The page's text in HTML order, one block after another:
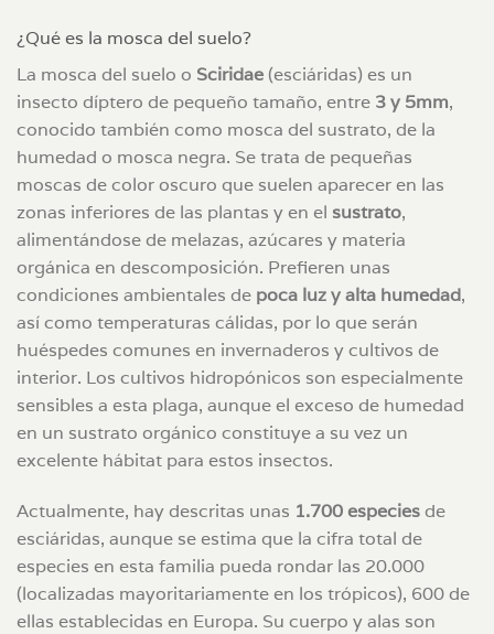
¿Qué es la mosca del suelo?
La mosca del suelo o Sciridae (esciáridas) es un
insecto díptero de pequeño tamaño, entre 3 y 5mm,
conocido también como mosca del sustrato, de la
humedad o mosca negra. Se trata de pequeñas
moscas de color oscuro que suelen aparecer en las
zonas inferiores de las plantas y en el sustrato,
alimentándose de melazas, azúcares y materia
orgánica en descomposición. Prefieren unas
condiciones ambientales de poca luz y alta humedad,
así como temperaturas cálidas, por lo que serán
huéspedes comunes en invernaderos y cultivos de
interior. Los cultivos hidropónicos son especialmente
sensibles a esta plaga, aunque el exceso de humedad
en un sustrato orgánico constituye a su vez un
excelente hábitat para estos insectos.
Actualmente, hay descritas unas 1.700 especiesde
esciáridas, aunque se estima que la cifra total de
especies en esta familia pueda rondar las 20.000
(localizadas mayoritariamente en los trópicos), 600 de
ellas establecidas en Europa. Su cuerpo y alas son